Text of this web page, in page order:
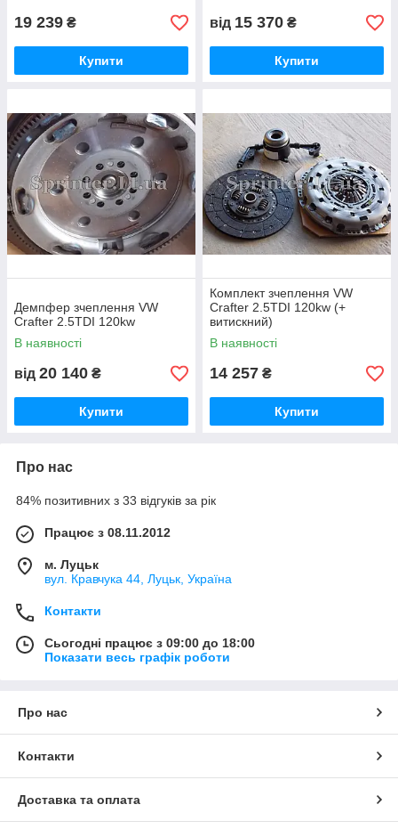
19 239 ₴
Купити
від 15 370 ₴
Купити
Демпфер зчеплення VW
Crafter 2.5TDI 120kw
В наявності
від 20 140 ₴
Купити
Комплект зчеплення VW
Crafter 2.5TDI 120kw (+
витискний)
В наявності
14 257 ₴
Купити
Про нас
84% позитивних з 33 відгуків за рік
Працює з 08.11.2012
м. Луцьк
вул. Кравчука 44, Луцьк, Україна
Контакти
Сьогодні працює з 09:00 до 18:00
Показати весь графік роботи
Про нас
Контакти
Доставка та оплата